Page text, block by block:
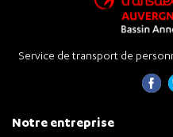
Service de transport de
Notre entreprise